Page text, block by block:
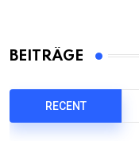
BEITRÄGE
RECENT